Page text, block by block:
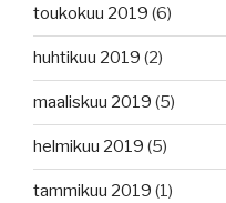
toukokuu 2019 (6)
huhtikuu 2019 (2)
maaliskuu 2019 (5)
helmikuu 2019 (5)
tammikuu 2019 (1)